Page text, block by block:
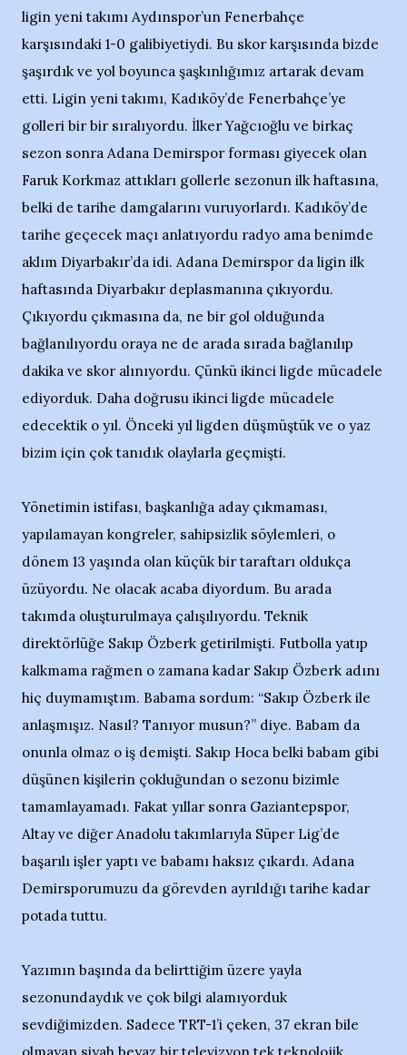
ligin yeni takımı Aydınspor’un Fenerbahçe
karşısındaki 1-0 galibiyetiydi. Bu skor karşısında bizde
şaşırdık ve yol boyunca şaşkınlığımız artarak devam
etti. Ligin yeni takımı, Kadıköy’de Fenerbahçe’ye
golleri bir bir sıralıyordu. İlker Yağcıoğlu ve birkaç
sezon sonra Adana Demirspor forması giyecek olan
Faruk Korkmaz attıkları gollerle sezonun ilk haftasına,
belki de tarihe damgalarını vuruyorlardı. Kadıköy’de
tarihe geçecek maçı anlatıyordu radyo ama benimde
aklım Diyarbakır’da idi. Adana Demirspor da ligin ilk
haftasında Diyarbakır deplasmanına çıkıyordu.
Çıkıyordu çıkmasına da, ne bir gol olduğunda
bağlanılıyordu oraya ne de arada sırada bağlanılıp
dakika ve skor alınıyordu. Çünkü ikinci ligde mücadele
ediyorduk. Daha doğrusu ikinci ligde mücadele
edecektik o yıl. Önceki yıl ligden düşmüştük ve o yaz
bizim için çok tanıdık olaylarla geçmişti.
Yönetimin istifası, başkanlığa aday çıkmaması,
yapılamayan kongreler, sahipsizlik söylemleri, o
dönem 13 yaşında olan küçük bir taraftarı oldukça
üzüyordu. Ne olacak acaba diyordum. Bu arada
takımda oluşturulmaya çalışılıyordu. Teknik
direktörlüğe Sakıp Özberk getirilmişti. Futbolla yatıp
kalkmama rağmen o zamana kadar Sakıp Özberk adını
hiç duymamıştım. Babama sordum: “Sakıp Özberk ile
anlaşmışız. Nasıl? Tanıyor musun?” diye. Babam da
onunla olmaz o iş demişti. Sakıp Hoca belki babam gibi
düşünen kişilerin çokluğundan o sezonu bizimle
tamamlayamadı. Fakat yıllar sonra Gaziantepspor,
Altay ve diğer Anadolu takımlarıyla Süper Lig’de
başarılı işler yaptı ve babamı haksız çıkardı. Adana
Demirsporumuzu da görevden ayrıldığı tarihe kadar
potada tuttu.
Yazımın başında da belirttiğim üzere yayla
sezonundaydık ve çok bilgi alamıyorduk
sevdiğimizden. Sadece TRT-1’i çeken, 37 ekran bile